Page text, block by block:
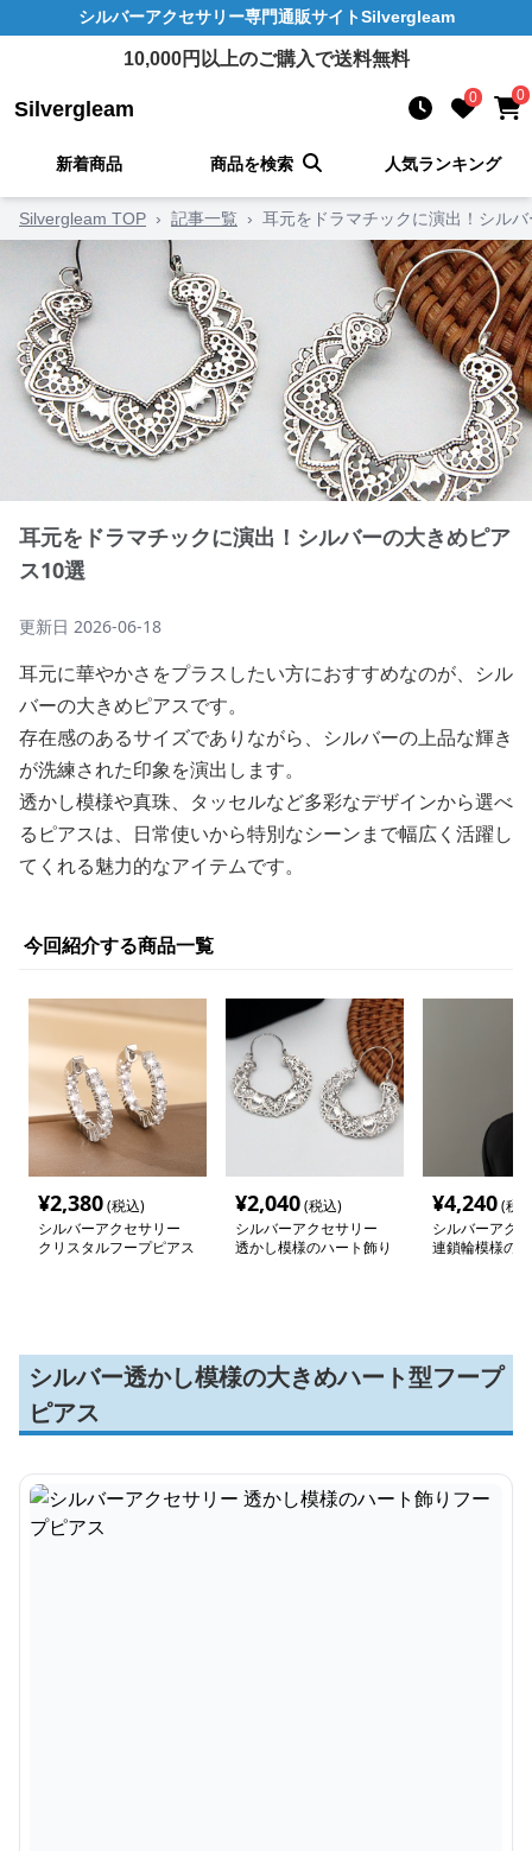
シルバーアクセサリー専門通販サイトSilvergleam
10,000円以上のご購入で送料無料
Silvergleam 0 0
新着商品 商品を検索 人気ランキング
Silvergleam TOP › 記事一覧 › 耳元をドラマチックに演出！シル
耳元をドラマチックに演出！シルバーの大きめピア
ス10選
更新日 2026-06-18
耳元に華やかさをプラスしたい方におすすめなのが、シル
バーの大きめピアスです。
存在感のあるサイズでありながら、シルバーの上品な輝き
が洗練された印象を演出します。
透かし模様や真珠、タッセルなど多彩なデザインから選べ
るピアスは、日常使いから特別なシーンまで幅広く活躍し
てくれる魅力的なアイテムです。
今回紹介する商品一覧
¥2,380(税込)
シルバーアクセサリー
クリスタルフープピアス
¥2,040(税込)
シルバーアクセサリー
透かし模様のハート飾り
¥4,240(税
シルバーアク
連鎖輪模様の
シルバー透かし模様の大きめハート型フープ
ピアス